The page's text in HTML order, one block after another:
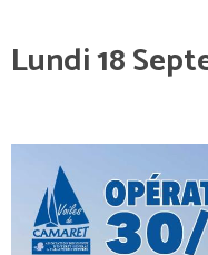
Lundi 18